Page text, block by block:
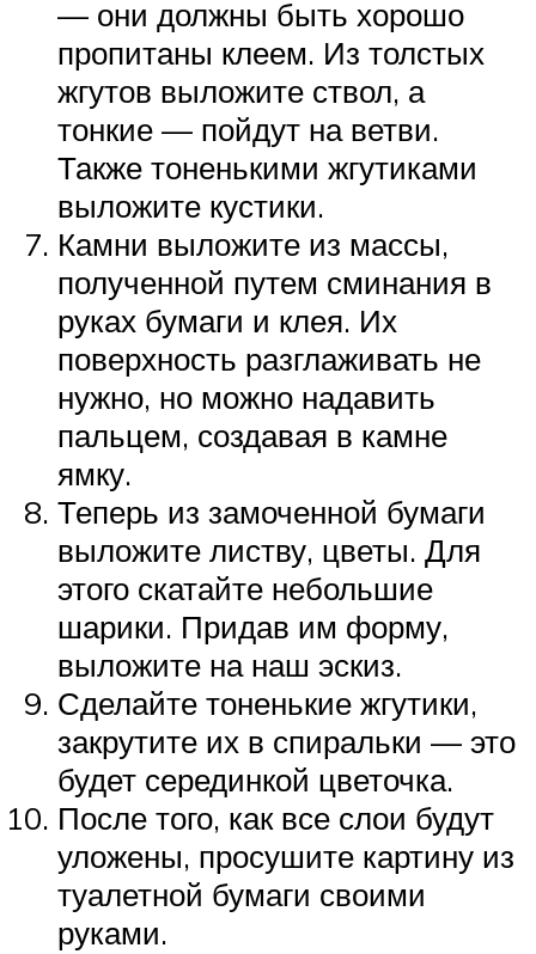
— они должны быть хорошо
пропитаны клеем. Из толстых
жгутов выложите ствол, а
тонкие — пойдут на ветви.
Также тоненькими жгутиками
выложите кустики.
Камни выложите из массы,
полученной путем сминания в
руках бумаги и клея. Их
поверхность разглаживать не
нужно, но можно надавить
пальцем, создавая в камне
ямку.
Теперь из замоченной бумаги
выложите листву, цветы. Для
этого скатайте небольшие
шарики. Придав им форму,
выложите на наш эскиз.
Сделайте тоненькие жгутики,
закрутите их в спиральки — это
будет серединкой цветочка.
После того, как все слои будут
уложены, просушите картину из
туалетной бумаги своими
руками.